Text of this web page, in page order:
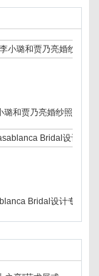
璐和贾乃亮婚纱照说起
Bridal设计专属于